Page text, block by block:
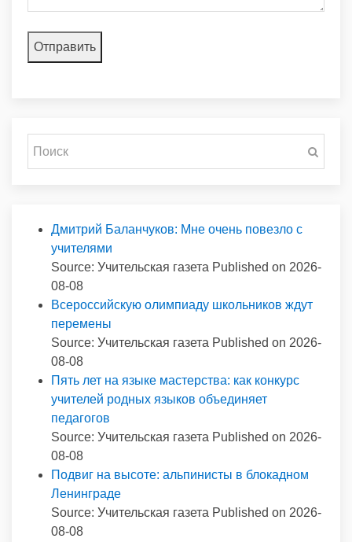
Дмитрий Баланчуков: Мне очень повезло с
учителями
Source: Учительская газета Published on 2026-
08-08
Всероссийскую олимпиаду школьников ждут
перемены
Source: Учительская газета Published on 2026-
08-08
Пять лет на языке мастерства: как конкурс
учителей родных языков объединяет
педагогов
Source: Учительская газета Published on 2026-
08-08
Подвиг на высоте: альпинисты в блокадном
Ленинграде
Source: Учительская газета Published on 2026-
08-08